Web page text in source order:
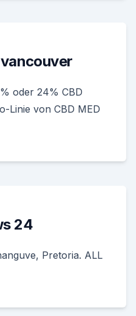
oder 24% CBD
Linie von CBD MED
24
Pretoria. ALL